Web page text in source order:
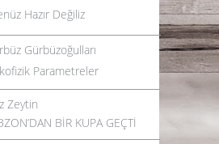
Hazır Değiliz
Gürbüzoğulları
Parametreler
Zeytin
BİR KUPA GEÇTİ